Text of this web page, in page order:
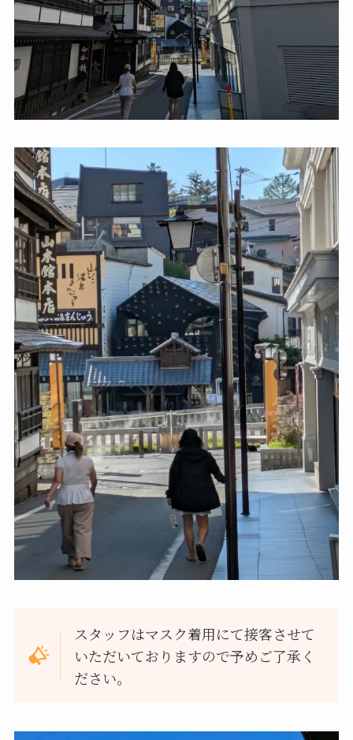
スタッフはマスク着用にて接客させて
いただいておりますので予めご了承く
ださい。